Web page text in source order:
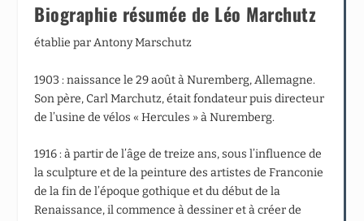
Biographie résumée de Léo Marchutz
établie par Antony Marschutz
1903 : naissance le 29 août à Nuremberg, Allemagne.
Son père, Carl Marchutz, était fondateur puis directeur
de l’usine de vélos « Hercules » à Nuremberg.
1916 : à partir de l’âge de treize ans, sous l’influence de
la sculpture et de la peinture des artistes de Franconie
de la fin de l’époque gothique et du début de la
Renaissance, il commence à dessiner et à créer de